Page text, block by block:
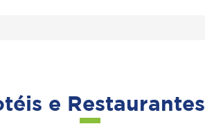
e Restaurantes